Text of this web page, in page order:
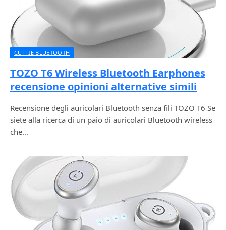
CUFFIE BLUETOOTH
TOZO T6 Wireless Bluetooth Earphones
recensione opinioni alternative simili
Recensione degli auricolari Bluetooth senza fili TOZO T6 Se
siete alla ricerca di un paio di auricolari Bluetooth wireless
che…